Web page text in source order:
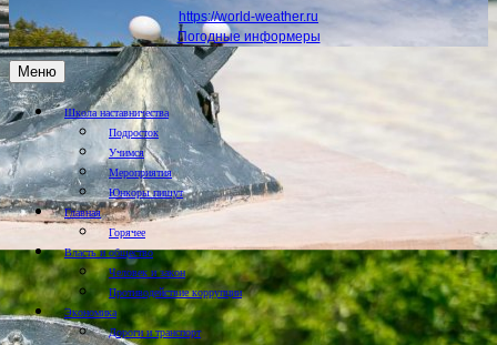
https://world-weather.ru
Погодные информеры
Меню
Школа наставничества
Подросток
Учимся
Мероприятия
Юнкоры пишут
Главная
Горячее
Власть и общество
Человек и закон
Противодействие коррупции
Экономика
Дороги и транспорт